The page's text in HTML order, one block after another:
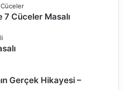
7 Cüceler Masalı
Gerçek Hikayesi –